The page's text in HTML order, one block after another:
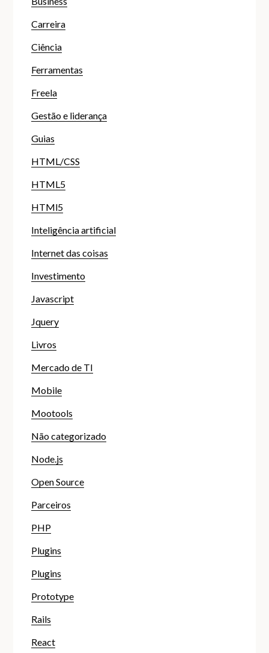
Carreira
Ciência
Ferramentas
Freela
Gestão e liderança
Guias
HTML/CSS
HTML5
HTMl5
Inteligência artificial
Internet das coisas
Investimento
Javascript
Jquery
Livros
Mercado de TI
Mobile
Mootools
Não categorizado
Node.js
Open Source
Parceiros
PHP
Plugins
Plugins
Prototype
Rails
React